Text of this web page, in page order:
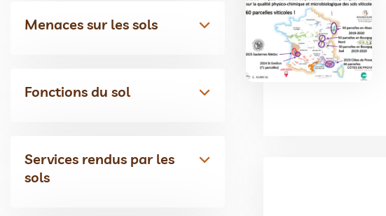
Menaces sur les sols
Fonctions du sol
Services rendus par les
sols